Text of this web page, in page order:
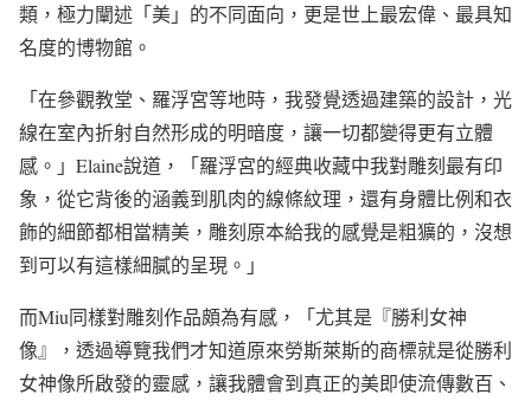
類，極力闡述「美」的不同面向，更是世上最宏偉、最具知
名度的博物館。
「在參觀教堂、羅浮宮等地時，我發覺透過建築的設計，光
線在室內折射自然形成的明暗度，讓一切都變得更有立體
感。」Elaine說道，「羅浮宮的經典收藏中我對雕刻最有印
象，從它背後的涵義到肌肉的線條紋理，還有身體比例和衣
飾的細節都相當精美，雕刻原本給我的感覺是粗獷的，沒想
到可以有這樣細膩的呈現。」
而Miu同樣對雕刻作品頗為有感，「尤其是『勝利女神
像』，透過導覽我們才知道原來勞斯萊斯的商標就是從勝利
女神像所啟發的靈感，讓我體會到真正的美即使流傳數百、